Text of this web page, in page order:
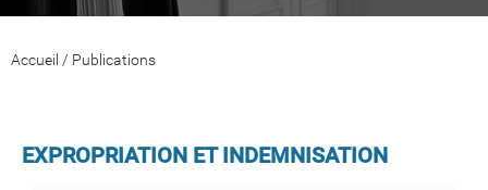
Accueil / Publications
EXPROPRIATION ET INDEMNISATION